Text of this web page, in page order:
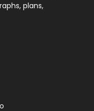
plans,